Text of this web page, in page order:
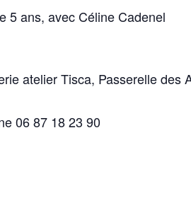
5 ans, avec Céline Cadenel
atelier Tisca, Passerelle des
06 87 18 23 90